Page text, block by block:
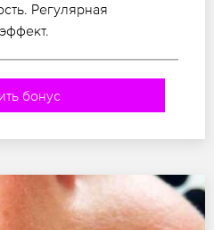
Регулярная
бонус